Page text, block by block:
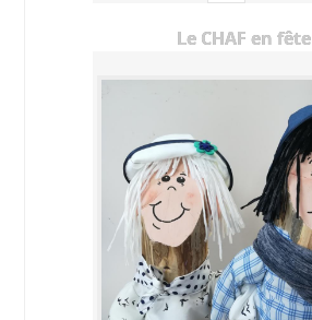
Le CHAF en fête